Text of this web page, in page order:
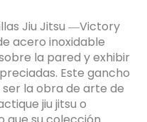
Jiu Jitsu ―Victory
acero inoxidable
la pared y exhibir
Este gancho
la obra de arte de
jiu jitsu o